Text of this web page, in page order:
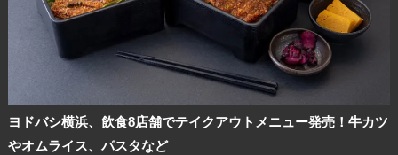
ヨドバシ横浜、飲食8店舗でテイクアウトメニュー発売！牛カツ
やオムライス、パスタなど